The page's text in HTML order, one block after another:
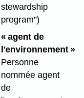
stewardship
program")
« agent de
l'environnement »
Personne
nommée agent
de